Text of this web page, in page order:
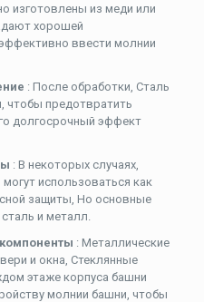
изготовлены из меди или
хорошей
ввести молнии
: После обработки, Сталь
чтобы предотвратить
долгосрочный эффект
: В некоторых случаях,
использоваться как
защиты, Но основные
и металл.
: Металлические
и окна, Стеклянные
этаже корпуса башни
молнии башни, чтобы